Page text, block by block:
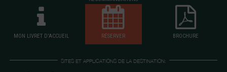
MON LIVRET D'ACCUEIL RÉSERVER BROCHURE
SITES ET APPLICATIONS DE LA DESTINATION: